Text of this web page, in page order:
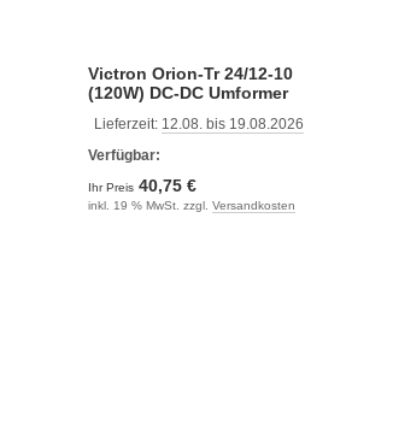
Victron Orion-Tr 24/12-10
(120W) DC-DC Umformer
Lieferzeit: 12.08. bis 19.08.2026
Verfügbar:
Ihr Preis 40,75 €
inkl. 19 % MwSt. zzgl. Versandkosten